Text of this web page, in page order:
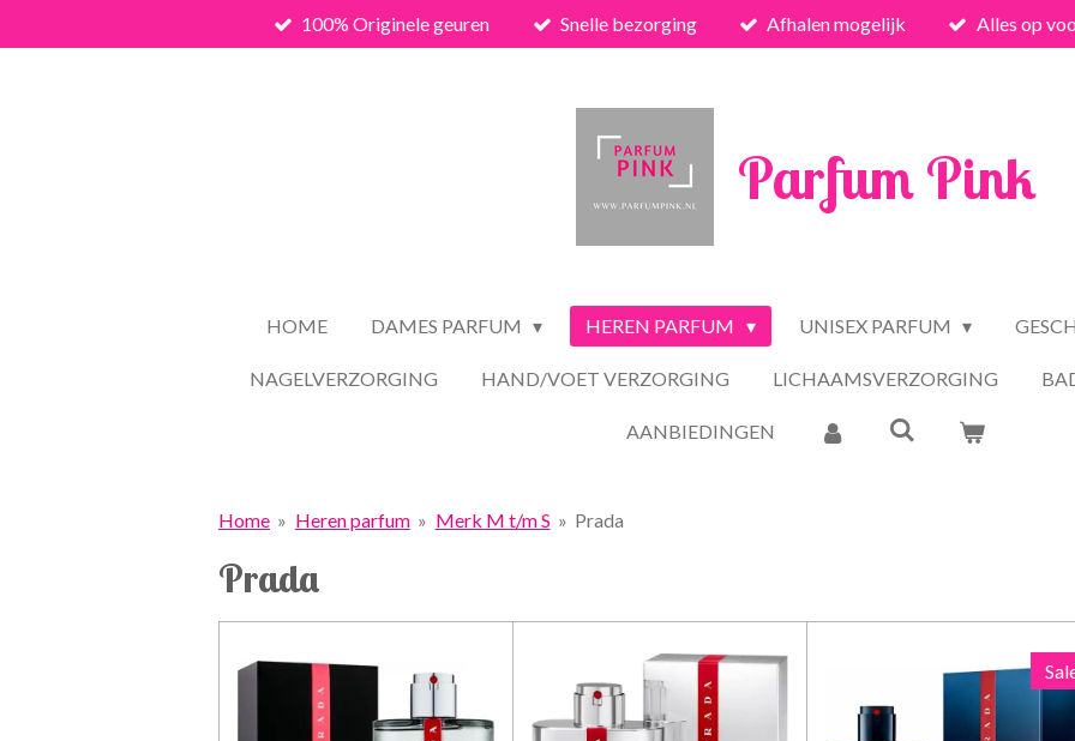
direct
100% Originele geuren Snelle bezorging Afhalen mogelijk Alles op
Parfum Pink
HOME DAMES PARFUM HEREN PARFUM UNISEX PARFUM
NAGELVERZORGING HAND/VOET VERZORGING LICHAAMSVERZORGING
AANBIEDINGEN
Home » Heren parfum » Merk M t/m S » Prada
Prada